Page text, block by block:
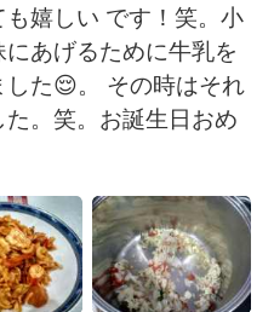
文
嬉しい です！笑。小
あげるために牛乳を
た😌。 その時はそれ
。笑。お誕生日おめ